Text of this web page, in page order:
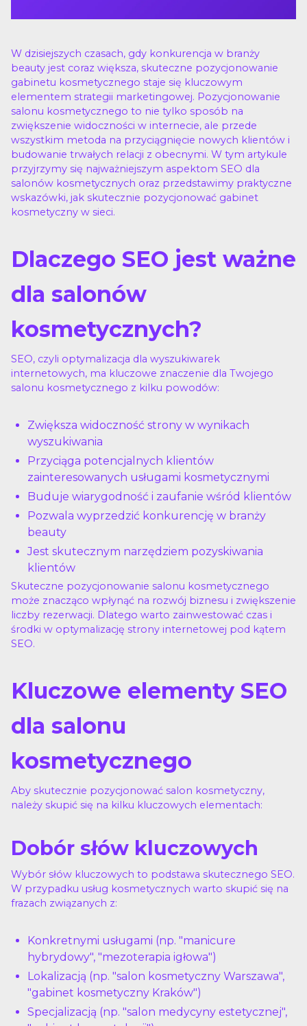
W dzisiejszych czasach, gdy konkurencja w branży
beauty jest coraz większa, skuteczne pozycjonowanie
gabinetu kosmetycznego staje się kluczowym
elementem strategii marketingowej. Pozycjonowanie
salonu kosmetycznego to nie tylko sposób na
zwiększenie widoczności w internecie, ale przede
wszystkim metoda na przyciągnięcie nowych klientów i
budowanie trwałych relacji z obecnymi. W tym artykule
przyjrzymy się najważniejszym aspektom SEO dla
salonów kosmetycznych oraz przedstawimy praktyczne
wskazówki, jak skutecznie pozycjonować gabinet
kosmetyczny w sieci.
Dlaczego SEO jest ważne
dla salonów
kosmetycznych?
SEO, czyli optymalizacja dla wyszukiwarek
internetowych, ma kluczowe znaczenie dla Twojego
salonu kosmetycznego z kilku powodów:
Zwiększa widoczność strony w wynikach
wyszukiwania
Przyciąga potencjalnych klientów
zainteresowanych usługami kosmetycznymi
Buduje wiarygodność i zaufanie wśród klientów
Pozwala wyprzedzić konkurencję w branży
beauty
Jest skutecznym narzędziem pozyskiwania
klientów
Skuteczne pozycjonowanie salonu kosmetycznego
może znacząco wpłynąć na rozwój biznesu i zwiększenie
liczby rezerwacji. Dlatego warto zainwestować czas i
środki w optymalizację strony internetowej pod kątem
SEO.
Kluczowe elementy SEO
dla salonu
kosmetycznego
Aby skutecznie pozycjonować salon kosmetyczny,
należy skupić się na kilku kluczowych elementach:
Dobór słów kluczowych
Wybór słów kluczowych to podstawa skutecznego SEO.
W przypadku usług kosmetycznych warto skupić się na
frazach związanych z:
Konkretnymi usługami (np. "manicure
hybrydowy", "mezoterapia igłowa")
Lokalizacją (np. "salon kosmetyczny Warszawa",
"gabinet kosmetyczny Kraków")
Specjalizacją (np. "salon medycyny estetycznej",